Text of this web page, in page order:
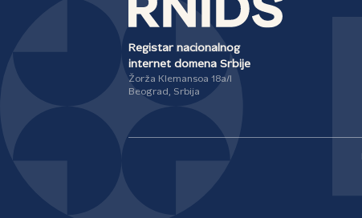
Registar nacionalnog
internet domena Srbije
Žorža Klemansoa 18a/I
Beograd, Srbija